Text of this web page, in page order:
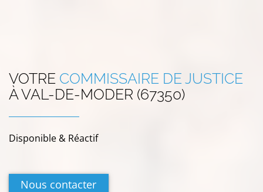
VOTRE COMMISSAIRE DE JUSTICE
ÀVAL-DE-MODER (67350)
Disponible & Réactif
Nous contacter